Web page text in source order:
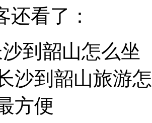
还看了：